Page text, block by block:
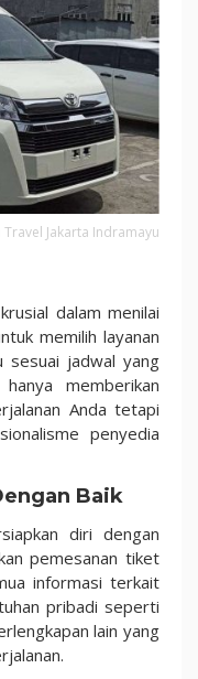
Travel Jakarta Indramayu
dalam menilai
memilih layanan
sesuai jadwal yang
memberikan
Anda tetapi
penyedia
Baik
diri dengan
pemesanan tiket
informasi terkait
pribadi seperti
lain yang